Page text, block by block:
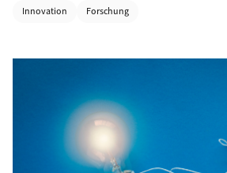
Kategorien
Innovation Forschung